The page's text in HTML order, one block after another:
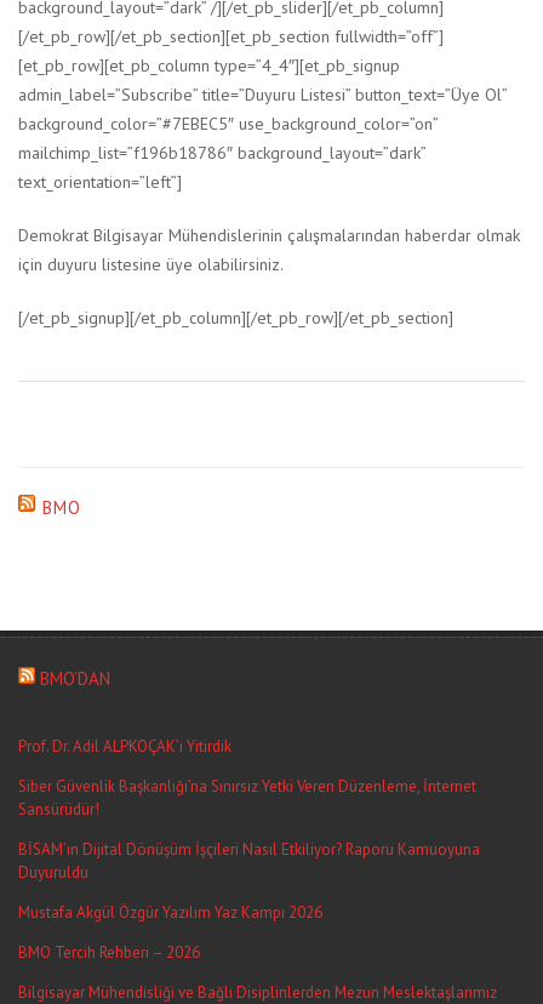
background_layout=”dark” /][/et_pb_slider][/et_pb_column]
[/et_pb_row][/et_pb_section][et_pb_section fullwidth=”off”]
[et_pb_row][et_pb_column type=”4_4″][et_pb_signup
admin_label=”Subscribe” title=”Duyuru Listesi” button_text=”Üye Ol”
background_color=”#7EBEC5″ use_background_color=”on”
mailchimp_list=”f196b18786″ background_layout=”dark”
text_orientation=”left”]
Demokrat Bilgisayar Mühendislerinin çalışmalarından haberdar olmak
için duyuru listesine üye olabilirsiniz.
[/et_pb_signup][/et_pb_column][/et_pb_row][/et_pb_section]
BMO
BMO’DAN
Prof. Dr. Adil ALPKOÇAK’ı Yitirdik
Siber Güvenlik Başkanlığı’na Sınırsız Yetki Veren Düzenleme, İnternet
Sansürüdür!
BİSAM’ın Dijital Dönüşüm İşçileri Nasıl Etkiliyor? Raporu Kamuoyuna
Duyuruldu
Mustafa Akgül Özgür Yazılım Yaz Kampı 2026
BMO Tercih Rehberi – 2026
Bilgisayar Mühendisliği ve Bağlı Disiplinlerden Mezun Meslektaşlarımız